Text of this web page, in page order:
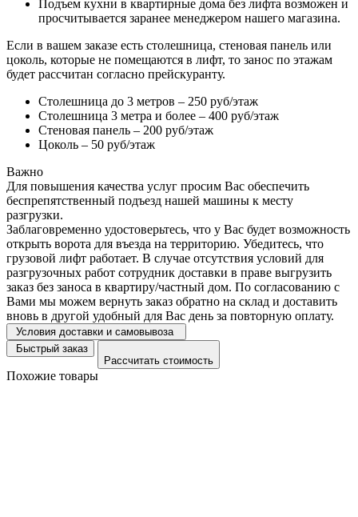
Подъем кухни в квартирные дома без лифта возможен и
просчитывается заранее менеджером нашего магазина.
Если в вашем заказе есть столешница, стеновая панель или
цоколь, которые не помещаются в лифт, то занос по этажам
будет рассчитан согласно прейскуранту.
Столешница до 3 метров – 250 руб/этаж
Столешница 3 метра и более – 400 руб/этаж
Стеновая панель – 200 руб/этаж
Цоколь – 50 руб/этаж
Важно
Для повышения качества услуг просим Вас обеспечить
беспрепятственный подъезд нашей машины к месту
разгрузки.
Заблаговременно удостоверьтесь, что у Вас будет возможность
открыть ворота для въезда на территорию. Убедитесь, что
грузовой лифт работает. В случае отсутствия условий для
разгрузочных работ сотрудник доставки в праве выгрузить
заказ без заноса в квартиру/частный дом. По согласованию с
Вами мы можем вернуть заказ обратно на склад и доставить
вновь в другой удобный для Вас день за повторную оплату.
Условия доставки и самовывоза
Быстрый заказ
Рассчитать стоимость
Похожие товары